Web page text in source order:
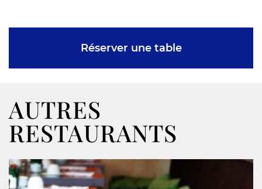
Réserver une table
AUTRES
RESTAURANTS